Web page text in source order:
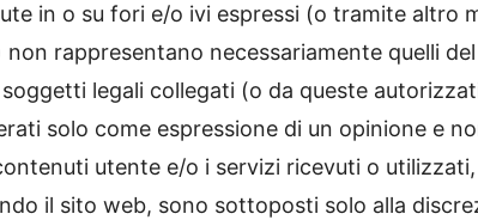
in o su fori e/o ivi espressi (o tramite altro
non rappresentano necessariamente quelli
legali collegati (o da queste
solo come espressione di un opinione e
utente e/o i servizi ricevuti o utilizzati,
il sito web, sono sottoposti solo alla